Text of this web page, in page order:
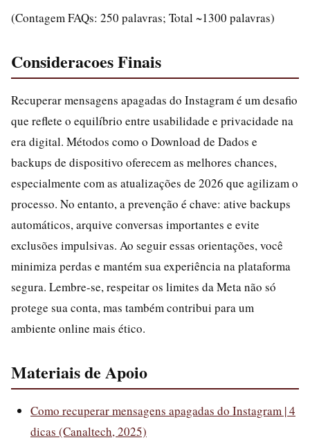
(Contagem FAQs: 250 palavras; Total ~1300 palavras)
Consideracoes Finais
Recuperar mensagens apagadas do Instagram é um desafio
que reflete o equilíbrio entre usabilidade e privacidade na
era digital. Métodos como o Download de Dados e
backups de dispositivo oferecem as melhores chances,
especialmente com as atualizações de 2026 que agilizam o
processo. No entanto, a prevenção é chave: ative backups
automáticos, arquive conversas importantes e evite
exclusões impulsivas. Ao seguir essas orientações, você
minimiza perdas e mantém sua experiência na plataforma
segura. Lembre-se, respeitar os limites da Meta não só
protege sua conta, mas também contribui para um
ambiente online mais ético.
Materiais de Apoio
Como recuperar mensagens apagadas do Instagram | 4
dicas (Canaltech, 2025)